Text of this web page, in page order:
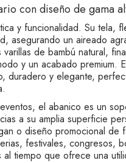
con diseño de gama
y funcionalidad. Su tela,
asegurando un aireado
de bambú natural,
y un acabado premium.
duradero y elegante,
el abanico es un
a su amplia superficie
o diseño promocional de
festivales, congresos,
al tiempo que ofrece una